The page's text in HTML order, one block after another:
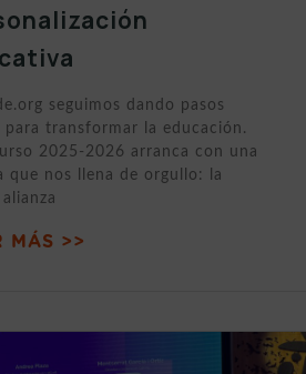
seguimos dando pasos
para transformar la educación.
2025-2026 arranca con una
que nos llena de orgullo: la
MÁS >>